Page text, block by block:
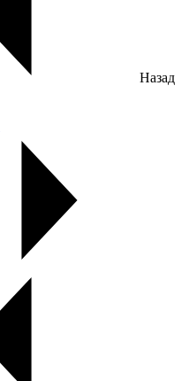
Назад